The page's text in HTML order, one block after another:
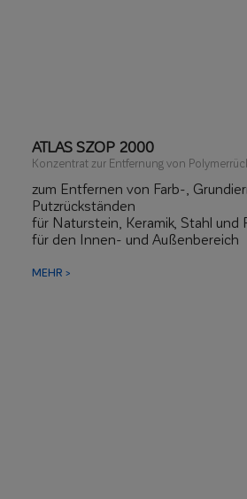
ATLAS SZOP 2000
Konzentrat zur Entfernung von
zum Entfernen von Farb-,
Putzrückständen
für Naturstein, Keramik, Stahl und
für den Innen- und Außenbereich
MEHR >